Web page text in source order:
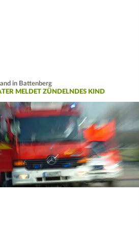
in Battenberg
MELDET ZÜNDELNDES KIND